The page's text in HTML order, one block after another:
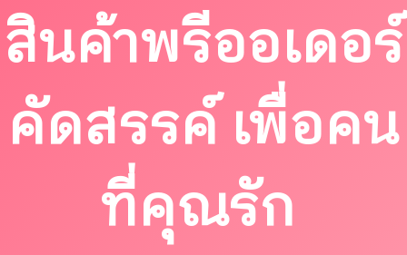
สินค้าพรีออเดอร์
คัดสรรค์ เพื่อคน
ที่คุณรัก